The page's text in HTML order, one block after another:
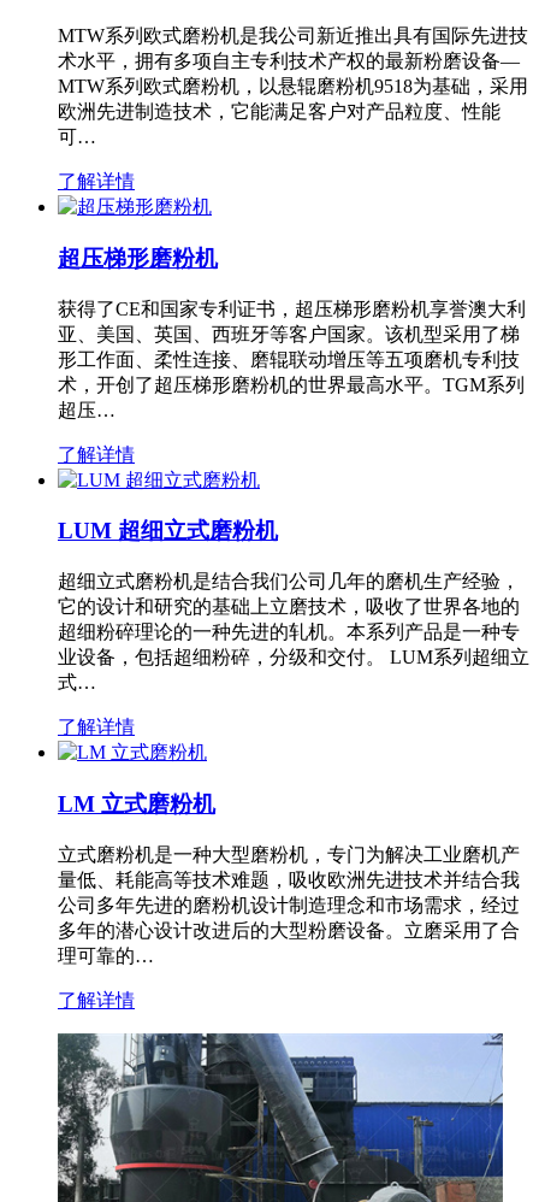
MTW系列欧式磨粉机是我公司新近推出具有国际先进技
术水平，拥有多项自主专利技术产权的最新粉磨设备—
MTW系列欧式磨粉机，以悬辊磨粉机9518为基础，采用
欧洲先进制造技术，它能满足客户对产品粒度、性能
可…
了解详情
超压梯形磨粉机
获得了CE和国家专利证书，超压梯形磨粉机享誉澳大利
亚、美国、英国、西班牙等客户国家。该机型采用了梯
形工作面、柔性连接、磨辊联动增压等五项磨机专利技
术，开创了超压梯形磨粉机的世界最高水平。TGM系列
超压…
了解详情
LUM 超细立式磨粉机
超细立式磨粉机是结合我们公司几年的磨机生产经验，
它的设计和研究的基础上立磨技术，吸收了世界各地的
超细粉碎理论的一种先进的轧机。本系列产品是一种专
业设备，包括超细粉碎，分级和交付。 LUM系列超细立
式…
了解详情
LM 立式磨粉机
立式磨粉机是一种大型磨粉机，专门为解决工业磨机产
量低、耗能高等技术难题，吸收欧洲先进技术并结合我
公司多年先进的磨粉机设计制造理念和市场需求，经过
多年的潜心设计改进后的大型粉磨设备。立磨采用了合
理可靠的…
了解详情